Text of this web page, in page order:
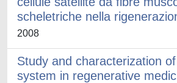
scheletriche nella
2008
Study and characterization
system in regenerative